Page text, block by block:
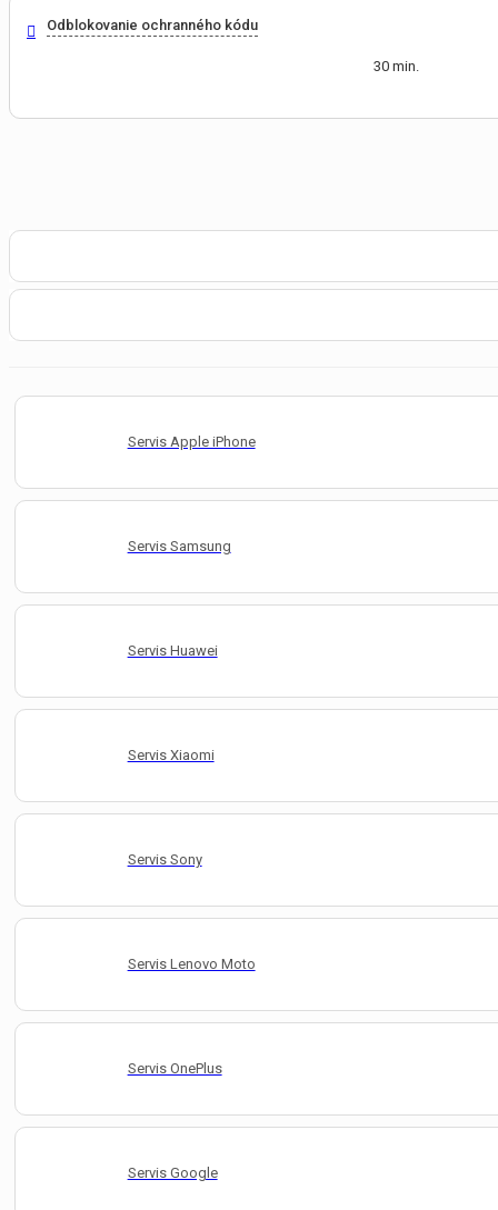
Odblokovanie ochranného kódu
30 min.
Servis Apple iPhone
Servis Samsung
Servis Huawei
Servis Xiaomi
Servis Sony
Servis Lenovo Moto
Servis OnePlus
Servis Google